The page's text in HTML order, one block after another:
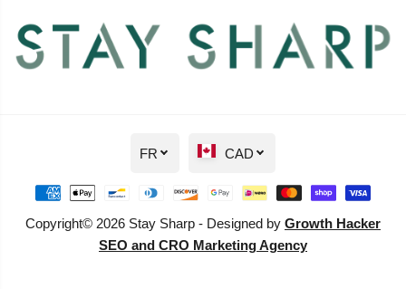
Copyright© 2026 Stay Sharp - Designed by Growth Hacker
SEO and CRO Marketing Agency
FR CAD